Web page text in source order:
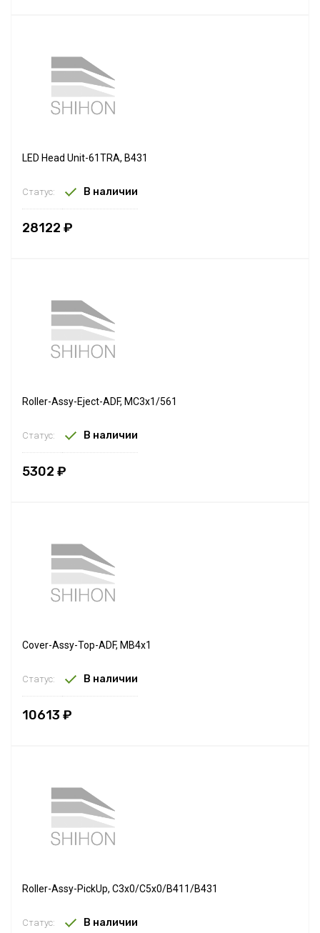
LED Head Unit-61TRA, B431
Статус: В наличии
28122 ₽
Roller-Assy-Eject-ADF, MC3x1/561
Статус: В наличии
5302 ₽
Cover-Assy-Top-ADF, MB4x1
Статус: В наличии
10613 ₽
Roller-Assy-PickUp, C3x0/C5x0/B411/B431
Статус: В наличии